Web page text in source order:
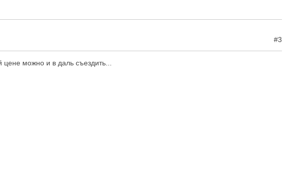
#3
можно и в даль съездить...